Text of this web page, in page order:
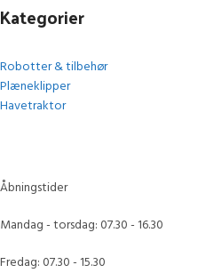
Kategorier
Robotter & tilbehør
Plæneklipper
Havetraktor
Åbningstider
Mandag - torsdag: 07.30 - 16.30
Fredag: 07.30 - 15.30